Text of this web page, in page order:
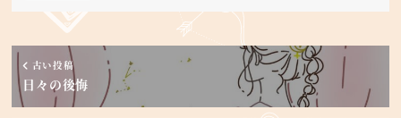
古い投稿
日々の後悔